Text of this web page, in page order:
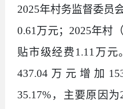
2025年村务监督委员
0.61 万元； 2025年村
贴市级经费 1.11 万元
437.04 万元增加
35.17% ，主要原因为